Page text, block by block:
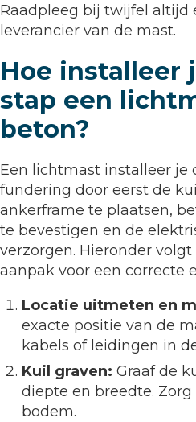
Raadpleeg bij twijfel altijd
leverancier van de mast.
Hoe installeer
stap een
beton?
Een lichtmast installeer je
fundering door eerst de
ankerframe te plaatsen,
te bevestigen en de
verzorgen. Hieronder
aanpak voor een correcte
Locatie uitmeten en
exacte positie van de
kabels of leidingen in
Kuil graven: Graaf de
diepte en breedte.
bodem.